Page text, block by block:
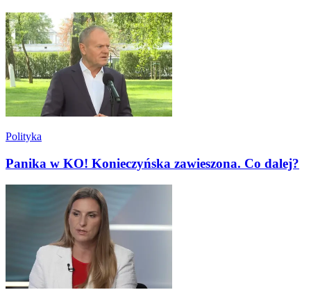
Polityka
Panika w KO! Konieczyńska zawieszona. Co dalej?